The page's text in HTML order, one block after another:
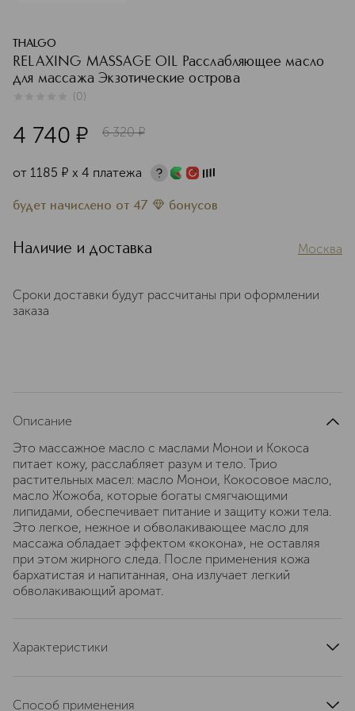
THALGO
RELAXING MASSAGE OIL Расслабляющее масло
для массажа Экзотические острова
(0)
4 740 ¤ 6 320 ¤
от 1185 ¤ х 4 платежа
будет начислено от 47 бонусов
Наличие и доставка Москва
Сроки доставки будут рассчитаны при оформлении
заказа
Описание
Это массажное масло с маслами Монои и Кокоса
питает кожу, расслабляет разум и тело. Трио
растительных масел: масло Монои, Кокосовое масло,
масло Жожоба, которые богаты смягчающими
липидами, обеспечивает питание и защиту кожи тела.
Это легкое, нежное и обволакивающее масло для
массажа обладает эффектом «кокона», не оставляя
при этом жирного следа. После применения кожа
бархатистая и напитанная, она излучает легкий
обволакивающий аромат.
Характеристики
артикул
Способ применения